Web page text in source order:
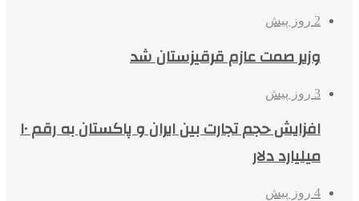
2 روز پیش
وزیر صمت عازم قرقیزستان شد
3 روز پیش
افزایش حجم تجارت بین ایران و پاکستان به رقم ۱۰
میلیارد دلار
4 روز پیش